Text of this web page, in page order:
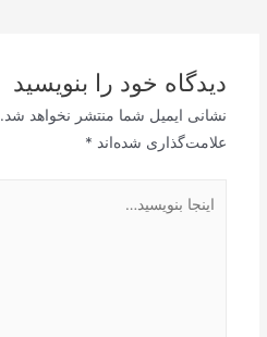
دیدگاه‌ خود را بنویسید
نشانی ایمیل شما منتشر نخواهد شد.
علامت‌گذاری شده‌اند *
بنویسید…